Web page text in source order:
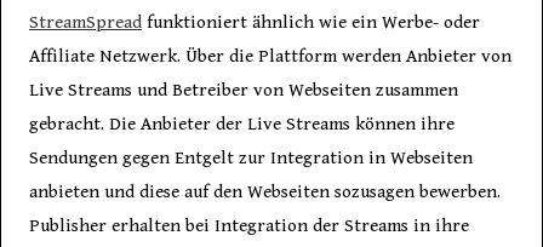
StreamSpreadfunktioniert ähnlich wie ein Werbe- oder
Affiliate Netzwerk. Über die Plattform werden Anbieter von
Live Streams und Betreiber von Webseiten zusammen
gebracht. Die Anbieter der Live Streams können ihre
Sendungen gegen Entgelt zur Integration in Webseiten
anbieten und diese auf den Webseiten sozusagen bewerben.
Publisher erhalten bei Integration der Streams in ihre